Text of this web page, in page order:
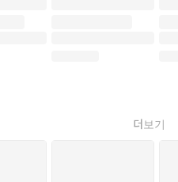
더보기